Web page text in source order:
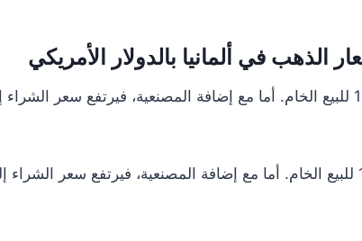
الذهب في ألمانيا بالدولار الأمريكي